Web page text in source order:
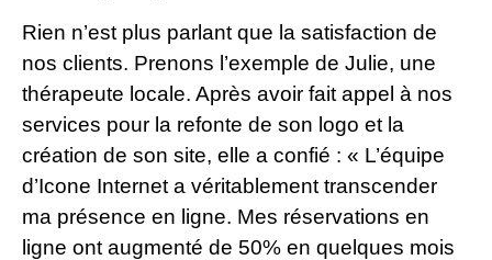
Rien n’est plus parlant que la satisfaction de
nos clients. Prenons l’exemple de Julie, une
thérapeute locale. Après avoir fait appel à nos
services pour la refonte de son logo et la
création de son site, elle a confié : « L’équipe
d’Icone Internet a véritablement transcender
ma présence en ligne. Mes réservations en
ligne ont augmenté de 50% en quelques mois